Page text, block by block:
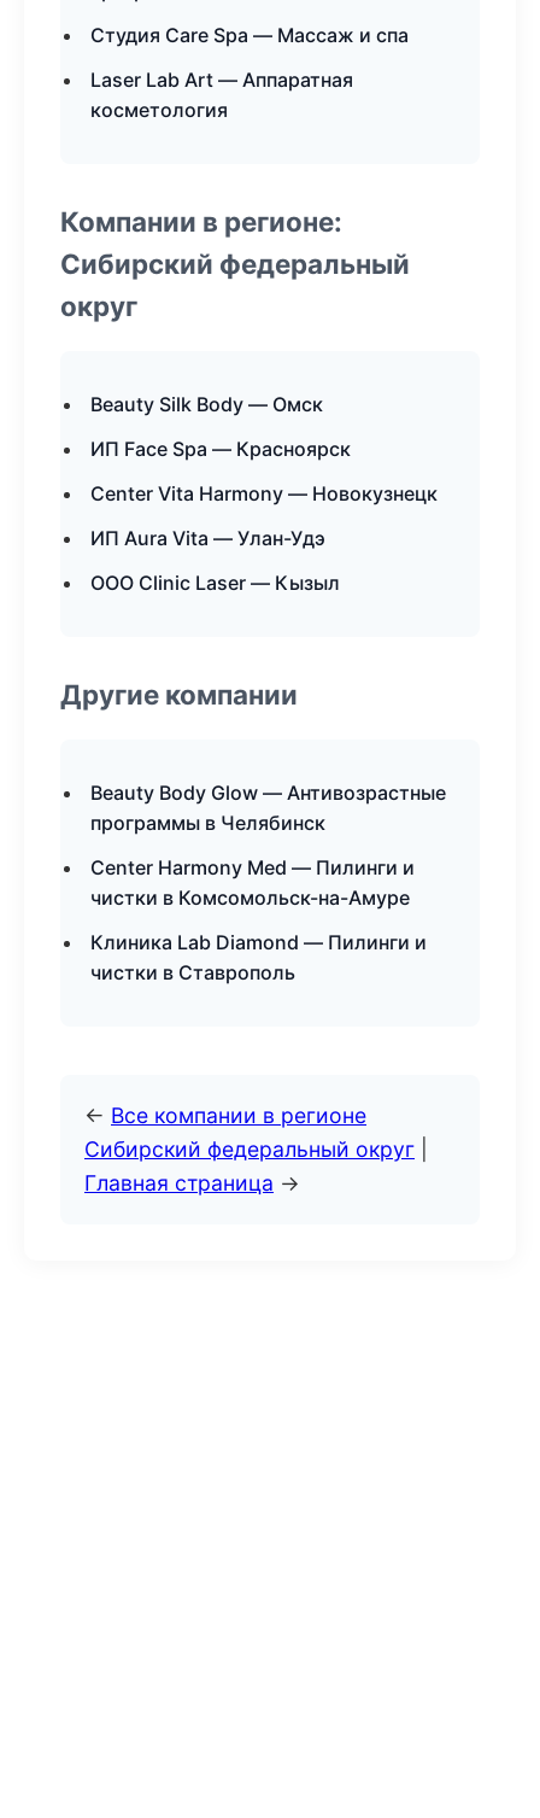
Студия Care Spa — Массаж и спа
Laser Lab Art — Аппаратная
косметология
Компании в регионе:
Сибирский федеральный
округ
Beauty Silk Body — Омск
ИП Face Spa — Красноярск
Center Vita Harmony — Новокузнецк
ИП Aura Vita — Улан-Удэ
ООО Clinic Laser — Кызыл
Другие компании
Beauty Body Glow — Антивозрастные
программы в Челябинск
Center Harmony Med — Пилинги и
чистки в Комсомольск-на-Амуре
Клиника Lab Diamond — Пилинги и
чистки в Ставрополь
← Все компании в регионе
Сибирский федеральный округ
Главная страница →